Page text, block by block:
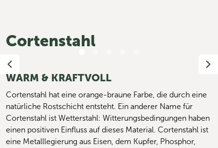
Cortenstahl
WARM & KRAFTVOLL
Cortenstahl hat eine orange-braune Farbe, die durch eine
natürliche Rostschicht entsteht. Ein anderer Name für
Cortenstahl ist Wetterstahl: Witterungsbedingungen haben
einen positiven Einfluss auf dieses Material. Cortenstahl ist
eine Metalllegierung aus Eisen, dem Kupfer, Phosphor,